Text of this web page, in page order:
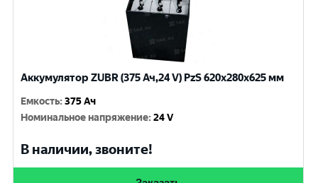
Аккумулятор ZUBR (375 Ач,24 V) PzS 620x280x625 мм
Емкость:375 Ач
Номинальное напряжение:24 V
В наличии, звоните!